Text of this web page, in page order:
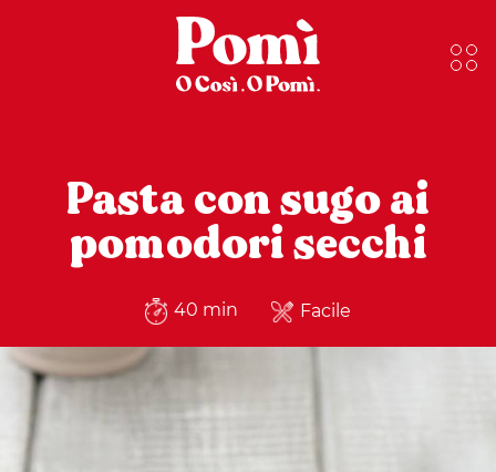
Pasta con sugo ai
pomodori secchi
40 min Facile